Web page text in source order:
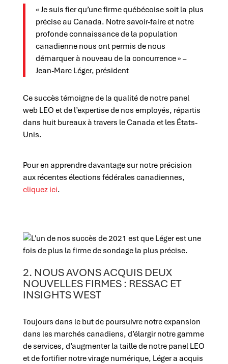
« Je suis fier qu’une firme québécoise soit la plus
précise au Canada. Notre savoir-faire et notre
profonde connaissance de la population
canadienne nous ont permis de nous
démarquer à nouveau de la concurrence » –
Jean-Marc Léger, président
Ce succès témoigne de la qualité de notre panel
web LEO et de l’expertise de nos employés, répartis
dans huit bureaux à travers le Canada et les États-
Unis.
Pour en apprendre davantage sur notre précision
aux récentes élections fédérales canadiennes,
cliquez ici.
2. NOUS AVONS ACQUIS DEUX
NOUVELLES FIRMES : RESSAC ET
INSIGHTS WEST
Toujours dans le but de poursuivre notre expansion
dans les marchés canadiens, d’élargir notre gamme
de services, d’augmenter la taille de notre panel LEO
et de fortifier notre virage numérique, Léger a acquis